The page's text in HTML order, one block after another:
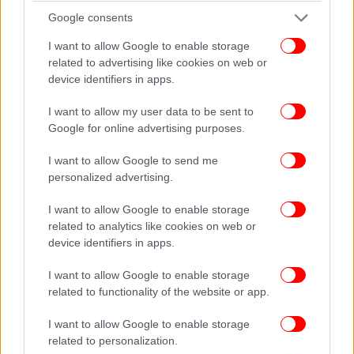
Google consents
I want to allow Google to enable storage
related to advertising like cookies on web or
device identifiers in apps.
I want to allow my user data to be sent to
Google for online advertising purposes.
I want to allow Google to send me
personalized advertising.
I want to allow Google to enable storage
related to analytics like cookies on web or
device identifiers in apps.
I want to allow Google to enable storage
related to functionality of the website or app.
I want to allow Google to enable storage
related to personalization.
Είναι η μοίρα μας μια δεύτερη ευκαιρία που μας
πρόσφεραν; Μπορούμε να ξεφύγουμε από τον
Ιουλίου 1969: Δύο μέρες πριν την πρώτη
προσεδάφιση του ανθρώπου στη Σελήνη, ο